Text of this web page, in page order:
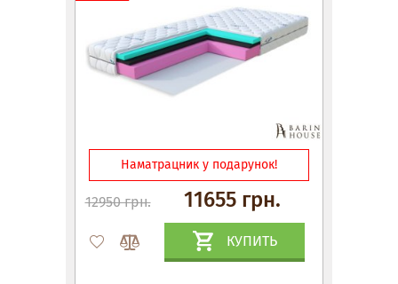
Наматрацник у подарунок!
12950 грн. 11655 грн.
КУПИТЬ